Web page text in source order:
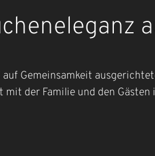
Gemeinsamkeit
der Familie und den